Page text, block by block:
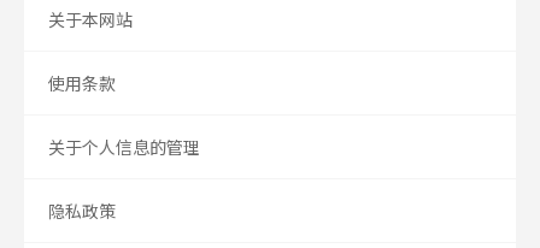
关于本网站
使用条款
关于个人信息的管理
隐私政策